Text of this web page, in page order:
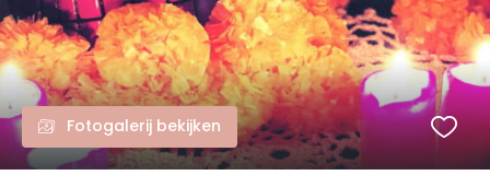
Fotogalerij bekijken